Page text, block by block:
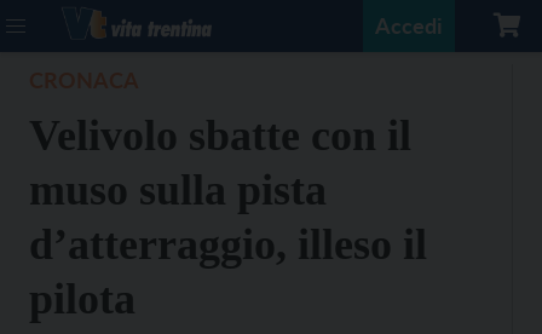
Accedi
Velivolo sbatte con il
muso sulla pista
d’atterraggio, illeso il
pilota